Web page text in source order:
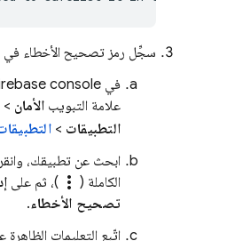
سجِّل رمز تصحيح الأخطاء في
في
علامة التبويب الأمان >
التطبيقات >
ابحث عن تطبيقك،
الكاملة ( more_vert )، ثم على
تصحيح الأخطاء.
اتّبِع التعليمات